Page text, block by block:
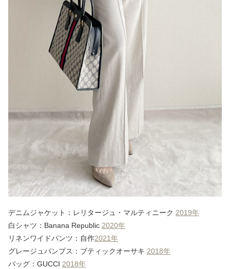
デニムジャケット：レリタージュ・マルティニーク 2019年
白シャツ：Banana Republic 2020年
リネンワイドパンツ：自作2021年
グレージュパンプス：ブティックオーサキ 2018年
バッグ：GUCCI 2018年